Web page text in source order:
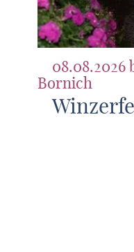
08.08.2026
Bornich